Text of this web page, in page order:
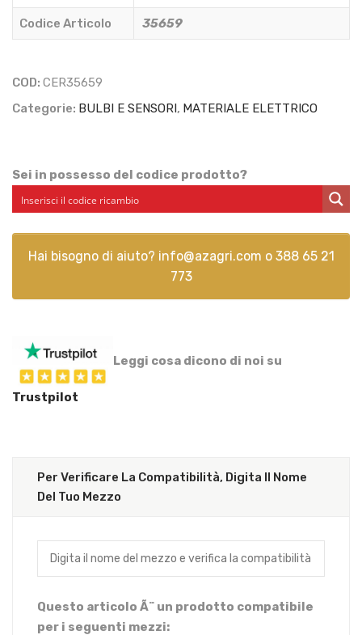
-
CERMAG
quantità
Codice Articolo 35659
COD: CER35659
Categorie: BULBI E SENSORI, MATERIALE ELETTRICO
Sei in possesso del codice prodotto?
Hai bisogno di aiuto? info@azagri.com o 388 65 21
773
Leggi cosa dicono di noi su
Trustpilot
Per Verificare La Compatibilità, Digita Il Nome
Del Tuo Mezzo
Questo articolo Ã¨ un prodotto compatibile
per i seguenti mezzi: